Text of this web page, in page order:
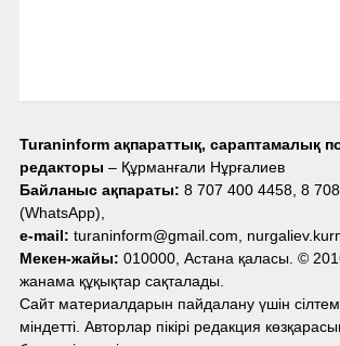
Turaninform ақпараттық, сараптамалық
редакторы – Құрманғали Нұрғалиев
Байланыс ақпараты: 8 707 400 4458, 8
(WhatsApp),
e-mail: turaninform@gmail.com,
Мекен-жайы: 010000, Астана қаласы. ©
жанама құқықтар сақталады.
Сайт материалдарын пайдалану үшін
міндетті. Авторлар пікірі редакция